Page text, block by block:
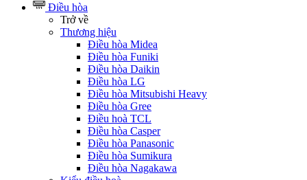
Điều hòa
Trở về
Thương hiệu
Điều hòa Midea
Điều hòa Funiki
Điều hòa Daikin
Điều hòa LG
Điều hòa Mitsubishi Heavy
Điều hòa Gree
Điều hoà TCL
Điều hòa Casper
Điều hòa Panasonic
Điều hòa Sumikura
Điều hòa Nagakawa